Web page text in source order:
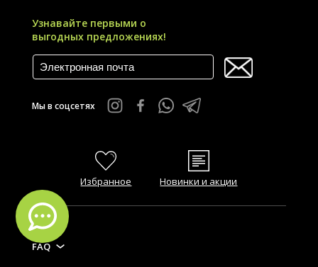
Узнавайте первыми о
выгодных предложениях!
Мы в соцсетях
Избранное Новинки и акции
FAQ